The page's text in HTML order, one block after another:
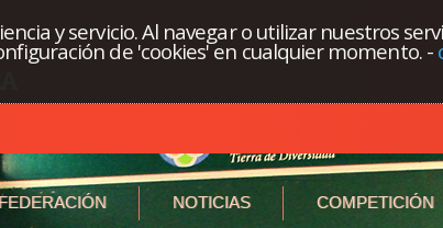
y servicio. Al navegar o utilizar nuestros
de 'cookies' en cualquier momento.-
FEDERACIÓN NOTICIAS COMPETICIÓN